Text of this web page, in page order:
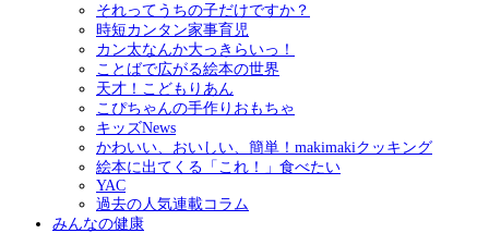
それってうちの子だけですか？
時短カンタン家事育児
カン太なんか大っきらいっ！
ことばで広がる絵本の世界
天才！こどもりあん
こぴちゃんの手作りおもちゃ
キッズNews
かわいい、おいしい、簡単！makimakiクッキング
絵本に出てくる「これ！」食べたい
YAC
過去の人気連載コラム
みんなの健康